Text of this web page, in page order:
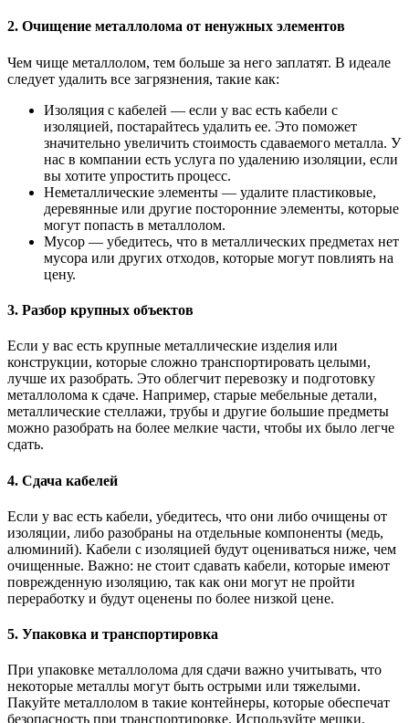
2. Очищение металлолома от ненужных элементов
Чем чище металлолом, тем больше за него заплатят. В идеале
следует удалить все загрязнения, такие как:
Изоляция с кабелей — если у вас есть кабели с
изоляцией, постарайтесь удалить ее. Это поможет
значительно увеличить стоимость сдаваемого металла. У
нас в компании есть услуга по удалению изоляции, если
вы хотите упростить процесс.
Неметаллические элементы — удалите пластиковые,
деревянные или другие посторонние элементы, которые
могут попасть в металлолом.
Мусор — убедитесь, что в металлических предметах нет
мусора или других отходов, которые могут повлиять на
цену.
3. Разбор крупных объектов
Если у вас есть крупные металлические изделия или
конструкции, которые сложно транспортировать целыми,
лучше их разобрать. Это облегчит перевозку и подготовку
металлолома к сдаче. Например, старые мебельные детали,
металлические стеллажи, трубы и другие большие предметы
можно разобрать на более мелкие части, чтобы их было легче
сдать.
4. Сдача кабелей
Если у вас есть кабели, убедитесь, что они либо очищены от
изоляции, либо разобраны на отдельные компоненты (медь,
алюминий). Кабели с изоляцией будут оцениваться ниже, чем
очищенные. Важно: не стоит сдавать кабели, которые имеют
поврежденную изоляцию, так как они могут не пройти
переработку и будут оценены по более низкой цене.
5. Упаковка и транспортировка
При упаковке металлолома для сдачи важно учитывать, что
некоторые металлы могут быть острыми или тяжелыми.
Пакуйте металлолом в такие контейнеры, которые обеспечат
безопасность при транспортировке. Используйте мешки,